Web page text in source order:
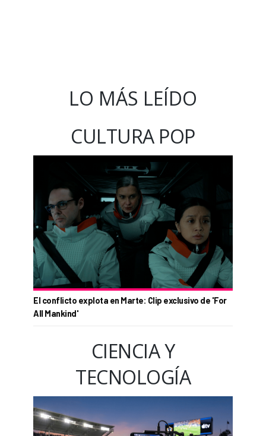
LO MÁS LEÍDO
CULTURA POP
El conflicto explota en Marte: Clip exclusivo de 'For
All Mankind'
CIENCIA Y
TECNOLOGÍA